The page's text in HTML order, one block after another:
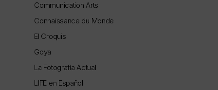
Communication Arts
Connaissance du Monde
El Croquis
Goya
La Fotografía Actual
LIFE en Español